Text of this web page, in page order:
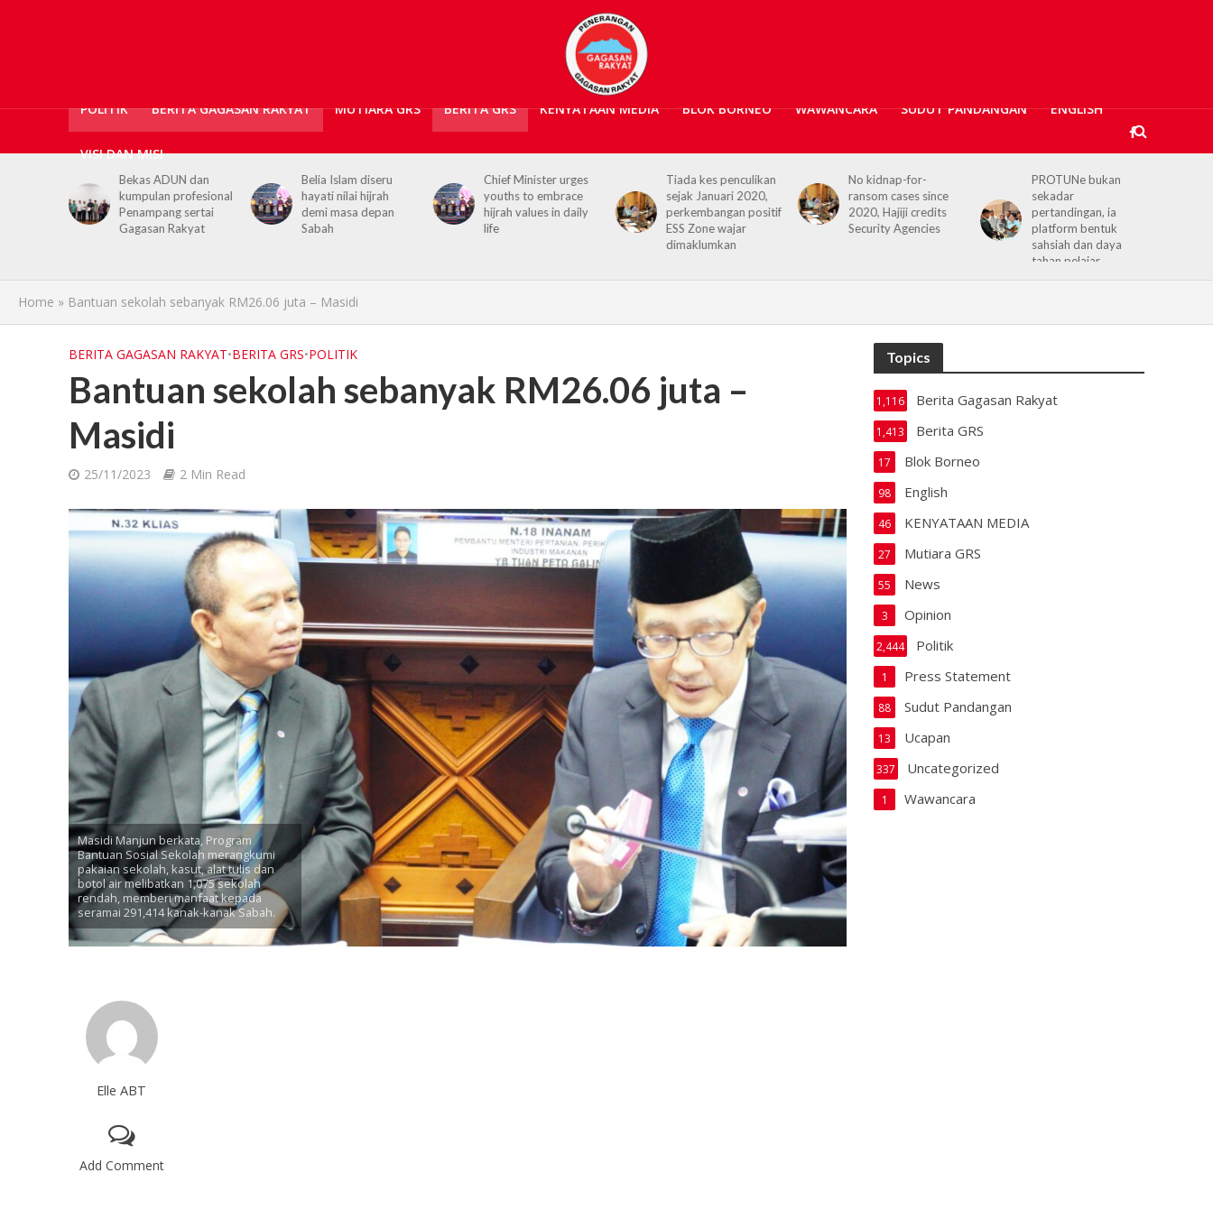
POLITIK BERITA GAGASAN RAKYAT MUTIARA GRS BERITA GRS KENYATAAN MEDIA BLOK BORNEO WAWANCARA SUDUT PANDANGAN ENGLISH
VISI DAN MISI
Belia Islam diseru
hayati nilai hijrah
demi masa depan
Sabah
Chief Minister urges
youths to embrace
hijrah values in daily
life
Tiada kes penculikan
sejak Januari 2020,
perkembangan positif
ESS Zone wajar
No kidnap-for-
ransom cases since
2020, Hajiji credits
Security Agencies
PROTUNe bukan
sekadar
pertandingan, ia
platform bentuk
Hajiji receives UK High
Commissioner,
reaffirms enduring
Sabah–UK ties
Home » Bantuan sekolah sebanyak RM26.06 juta – Masidi
BERITA GAGASAN RAKYAT•BERITA GRS•POLITIK
Bantuan sekolah sebanyak RM26.06 juta –
Masidi
25/11/2023 2 Min Read
Masidi Manjun berkata, Program
Bantuan Sosial Sekolah merangkumi
pakaian sekolah, kasut, alat tulis dan
botol air melibatkan 1,075 sekolah
rendah, memberi manfaat kepada
seramai 291,414 kanak-kanak Sabah.
Elle ABT
Add Comment
Topics
Berita Gagasan Rakyat
1,116
Berita GRS
1,413
Blok Borneo
17
English
98
KENYATAAN MEDIA
46
Mutiara GRS
27
News
55
Opinion
3
Politik
2,444
Press Statement
1
Sudut Pandangan
88
Ucapan
13
Uncategorized
337
Wawancara
1